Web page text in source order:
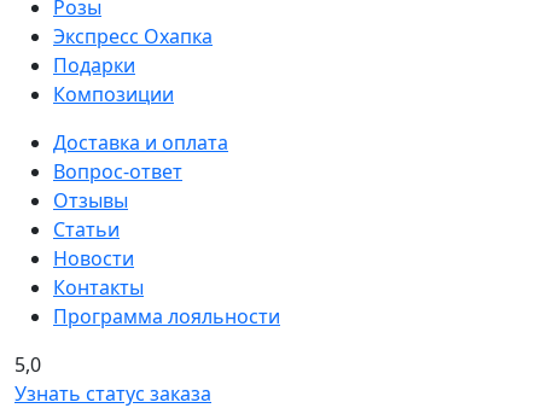
Розы
Экспресс Охапка
Подарки
Композиции
Доставка и оплата
Вопрос-ответ
Отзывы
Статьи
Новости
Контакты
Программа лояльности
5,0
Узнать статус заказа